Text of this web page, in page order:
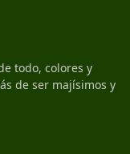
todo, colores y
de ser majísimos y